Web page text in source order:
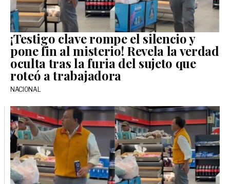
¡Testigo clave rompe el silencio y
pone fin al misterio! Revela la verdad
oculta tras la furia del sujeto que
roteó a trabajadora
NACIONAL